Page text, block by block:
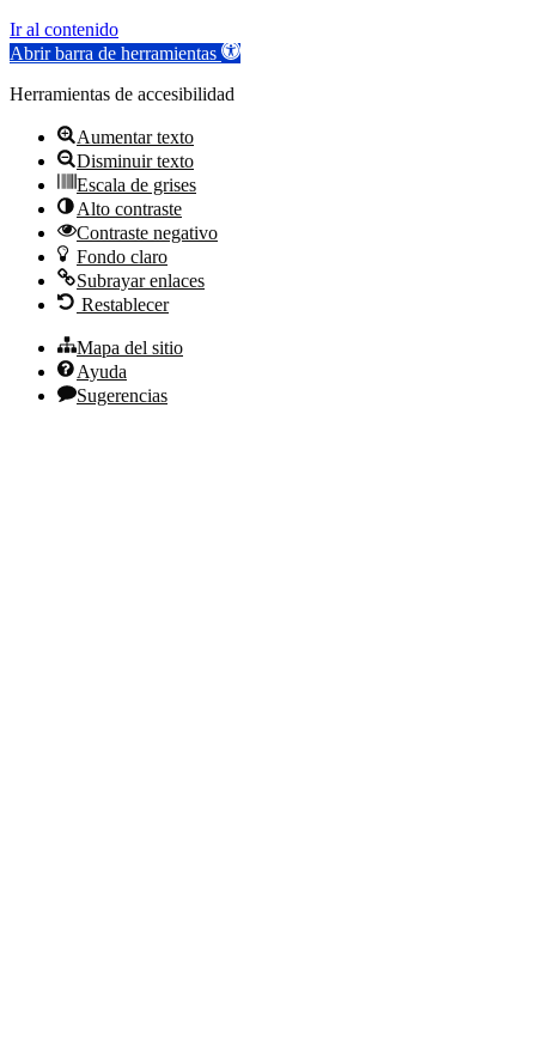
Ir al contenido
Abrir barra de herramientas
Herramientas de accesibilidad
Aumentar texto
Disminuir texto
Escala de grises
Alto contraste
Contraste negativo
Fondo claro
Subrayar enlaces
Restablecer
Mapa del sitio
Ayuda
Sugerencias